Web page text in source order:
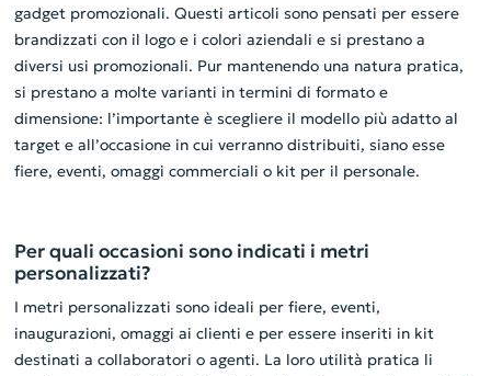
gadget promozionali. Questi articoli sono pensati per essere
brandizzati con il logo e i colori aziendali e si prestano a
diversi usi promozionali. Pur mantenendo una natura pratica,
si prestano a molte varianti in termini di formato e
dimensione: l’importante è scegliere il modello più adatto al
target e all’occasione in cui verranno distribuiti, siano esse
fiere, eventi, omaggi commerciali o kit per il personale.
Per quali occasioni sono indicati i metri
personalizzati?
I metri personalizzati sono ideali per fiere, eventi,
inaugurazioni, omaggi ai clienti e per essere inseriti in kit
destinati a collaboratori o agenti. La loro utilità pratica li